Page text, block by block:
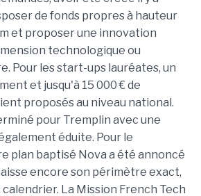
de fonds propres à hauteur
et proposer une innovation
technologique ou
Pour les start-ups lauréates, un
et jusqu'à 15 000 € de
proposés au niveau national.
pour Tremplin avec une
éduite. Pour le
plan baptisé Nova a été annoncé
encore son périmètre exact,
La Mission French Tech